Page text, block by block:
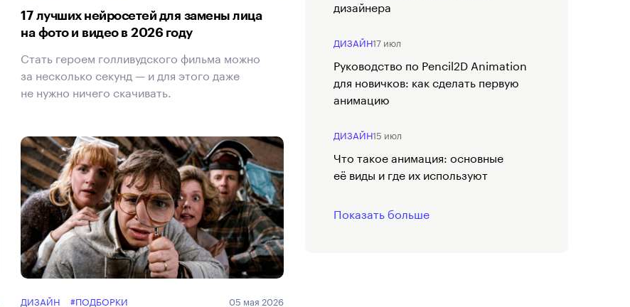
17 лучших нейросетей для замены лица
на фото и видео в 2026 году
Стать героем голливудского фильма можно
за несколько секунд — и для этого даже
не нужно ничего скачивать.
ДИЗАЙН #ПОДБОРКИ 05 мая 2026
дизайнера
ДИЗАЙН17 июл
Руководство по Pencil2D Animation
для новичков: как сделать первую
анимацию
ДИЗАЙН15 июл
Что такое анимация: основные
её виды и где их используют
Показать больше